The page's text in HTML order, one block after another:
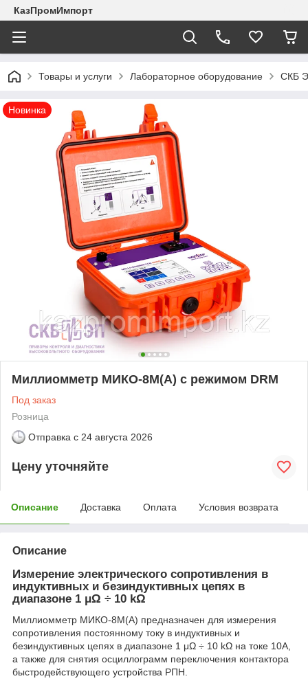
КазПромИмпорт
Товары и услуги Лабораторное оборудование СКБ
Новинка
Миллиомметр МИКО-8М(А) с режимом DRM
Под заказ
Розница
Отправка с 24 августа 2026
Цену уточняйте
Описание Доставка Оплата Условия возврата
Описание
Измерение электрического сопротивления в
индуктивных и безиндуктивных цепях в
диапазоне 1 μΩ ÷ 10 kΩ
Миллиомметр МИКО-8М(А) предназначен для измерения
сопротивления постоянному току в индуктивных и
безиндуктивных цепях в диапазоне 1 μΩ ÷ 10 kΩ на токе 10А,
а также для снятия осциллограмм переключения контактора
быстродействующего устройства РПН.